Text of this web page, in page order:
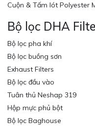
Cuộn & Tấm lót Polyester
Bộ lọc DHA
Bộ lọc pha khí
Bộ lọc buồng sơn
Exhaust Filters
Bộ lọc đầu vào
Tuân thủ Neshap 319
Hộp mực phủ bột
Bộ lọc Baghouse